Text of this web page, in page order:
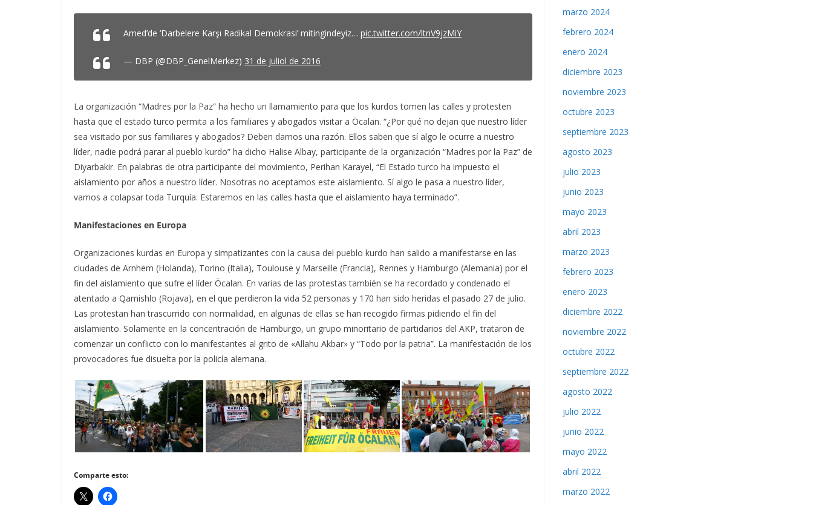
Amed’de ‘Darbelere Karşı Radikal Demokrasi’ mitingindeyiz… pic.twitter.com/ltnV9jzMiY
— DBP (@DBP_GenelMerkez) 31 de juliol de 2016
La organización “Madres por la Paz” ha hecho un llamamiento para que los kurdos tomen las calles y protesten
hasta que el estado turco permita a los familiares y abogados visitar a Öcalan. “¿Por qué no dejan que nuestro líder
sea visitado por sus familiares y abogados? Deben darnos una razón. Ellos saben que sí algo le ocurre a nuestro
líder, nadie podrá parar al pueblo kurdo” ha dicho Halise Albay, participante de la organización “Madres por la Paz” de
Diyarbakir. En palabras de otra participante del movimiento, Perihan Karayel, “El Estado turco ha impuesto el
aislamiento por años a nuestro líder. Nosotras no aceptamos este aislamiento. Sí algo le pasa a nuestro líder,
vamos a colapsar toda Turquía. Estaremos en las calles hasta que el aislamiento haya terminado”.
Manifestaciones en Europa
Organizaciones kurdas en Europa y simpatizantes con la causa del pueblo kurdo han salido a manifestarse en las
ciudades de Arnhem (Holanda), Torino (Italia), Toulouse y Marseille (Francia), Rennes y Hamburgo (Alemania) por el
fin del aislamiento que sufre el líder Öcalan. En varias de las protestas también se ha recordado y condenado el
atentado a Qamishlo (Rojava), en el que perdieron la vida 52 personas y 170 han sido heridas el pasado 27 de julio.
Las protestan han trascurrido con normalidad, en algunas de ellas se han recogido firmas pidiendo el fin del
aislamiento. Solamente en la concentración de Hamburgo, un grupo minoritario de partidarios del AKP, trataron de
comenzar un conflicto con lo manifestantes al grito de «Allahu Akbar» y “Todo por la patria”. La manifestación de los
provocadores fue disuelta por la policía alemana.
Comparte esto:
marzo 2024
febrero 2024
enero 2024
diciembre 2023
noviembre 2023
octubre 2023
septiembre 2023
agosto 2023
julio 2023
junio 2023
mayo 2023
abril 2023
marzo 2023
febrero 2023
enero 2023
diciembre 2022
noviembre 2022
octubre 2022
septiembre 2022
agosto 2022
julio 2022
junio 2022
mayo 2022
abril 2022
marzo 2022